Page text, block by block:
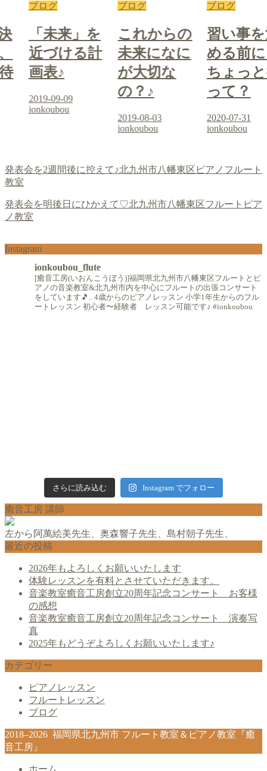
ブログ
「未来」を
近づける計
画表♪
2019-09-09
ionkoubou
ブログ
これからの
未来になに
が大切な
の？♪
2019-08-03
ionkoubou
ブログ
習い事
める前
ちょっ
って？
2020-07-31
ionkoubou
発表会を2週間後に控えて♪北九州市八幡東区ピアノフルート
教室
発表会を明後日にひかえて♡北九州市八幡東区フルートピア
ノ教室
Instagram
ionkoubou_flute
[癒音工房(いおんこうぼう)]福岡県北九州市八幡東区フルートとピ
アノの音楽教室&北九州市内を中心にフルートの出張コンサート
をしています🎵.. 4歳からのピアノレッスン 小学1年生からのフル
ートレッスン 初心者〜経験者 レッスン可能です♪ #ionkoubou
さらに読み込む Instagram でフォロー
癒音工房 講師
左から阿萬絵美先生、奥森響子先生、島村朝子先生、
最近の投稿
2026年もよろしくお願いいたします
体験レッスンを有料とさせていただきます。
音楽教室癒音工房創立20周年記念コンサート お客様
の感想
音楽教室癒音工房創立20周年記念コンサート 演奏写
真
2025年もどうぞよろしくお願いいたします♪
カテゴリー
ピアノレッスン
フルートレッスン
ブログ
2018–2026 福岡県北九州市 フルート教室＆ピアノ教室『癒
音工房』